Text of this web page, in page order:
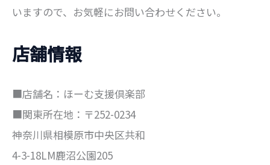
いますので、お気軽にお問い合わせください。
店舗情報
■店舗名：ほーむ支援倶楽部
■関東所在地：〒252-0234
神奈川県相模原市中央区共和
4-3-18LM鹿沼公園205